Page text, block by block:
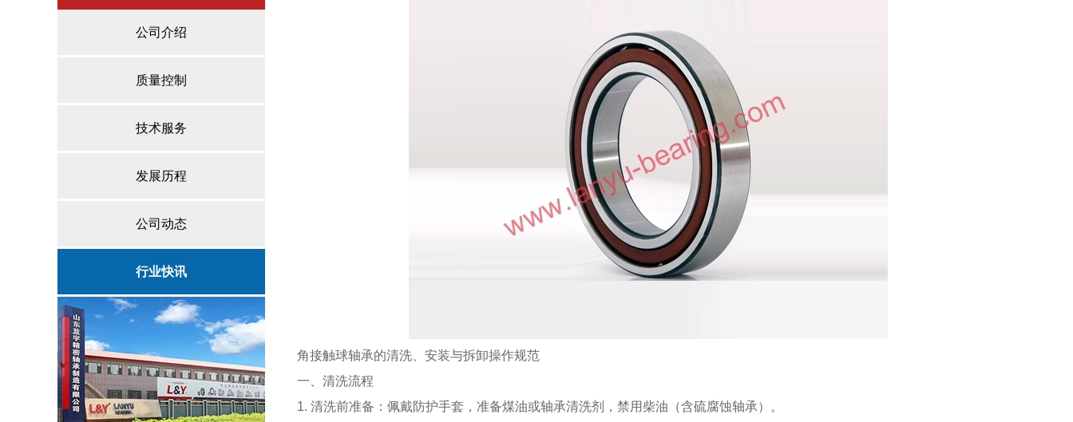
公司介绍
质量控制
技术服务
发展历程
公司动态
行业快讯
角接触球轴承的清洗、安装与拆卸操作规范
一、清洗流程
1. 清洗前准备：佩戴防护手套，准备煤油或轴承清洗剂，禁用柴油（含硫腐蚀轴承）。